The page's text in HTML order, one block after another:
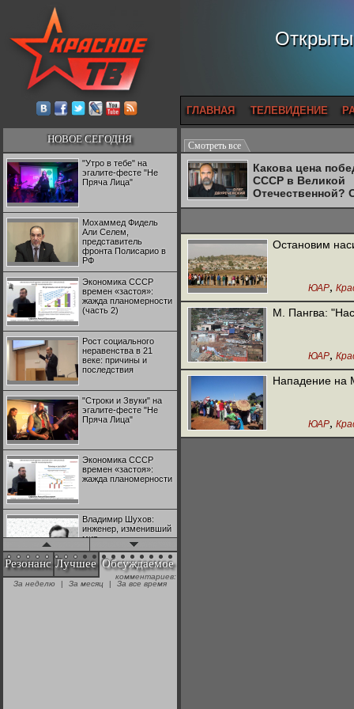
ГЛАВНАЯ ТЕЛЕВИДЕНИЕ
НОВОЕ СЕГОДНЯ
"Утро в тебе" на
эгалите-фесте "Не
Пряча Лица"
Мохаммед Фидель
Али Селем,
представитель
фронта Полисарио в
РФ
Экономика СССР
времен «застоя»:
жажда планомерности
(часть 2)
Рост социального
неравенства в 21
веке: причины и
последствия
"Строки и Звуки" на
эгалите-фесте "Не
Пряча Лица"
Экономика СССР
времен «застоя»:
жажда планомерности
Владимир Шухов:
инженер, изменивший
мир
"Аркадий Коц" на
эгалите-фесте "Не
Резонанс Лучшее Обсуждаемое
комментариев:
За неделю
| За месяц | За все время
Смотреть все
Какова цена
СССР в Великой
Отечественной?
Двуреченский о
Остановим
ЮАР,
М. Пангва:
ЮАР,
Нападение на
ЮАР,